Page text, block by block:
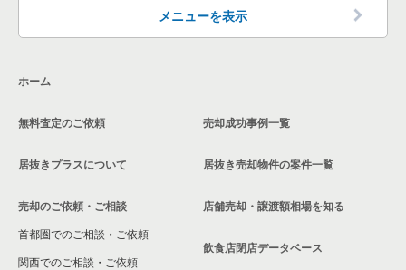
品川区の飲食店の居抜き売却物件の案件一覧
中野区の飲食店の居抜き売却物件の案件一覧
東京23区の洋食の居抜き売却物件の案件一覧
メニューを表示
ホーム
無料査定のご依頼
居抜きプラスについて
売却のご依頼・ご相談
首都圏でのご相談・ご依頼
関西でのご相談・ご依頼
売却成功事例一覧
居抜き売却物件の案件一覧
店舗売却・譲渡額相場を知る
飲食店閉店データベース